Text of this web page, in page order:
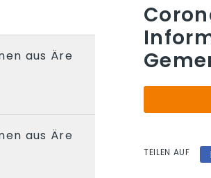
aus Äre
aus Äre
TEILEN AUF